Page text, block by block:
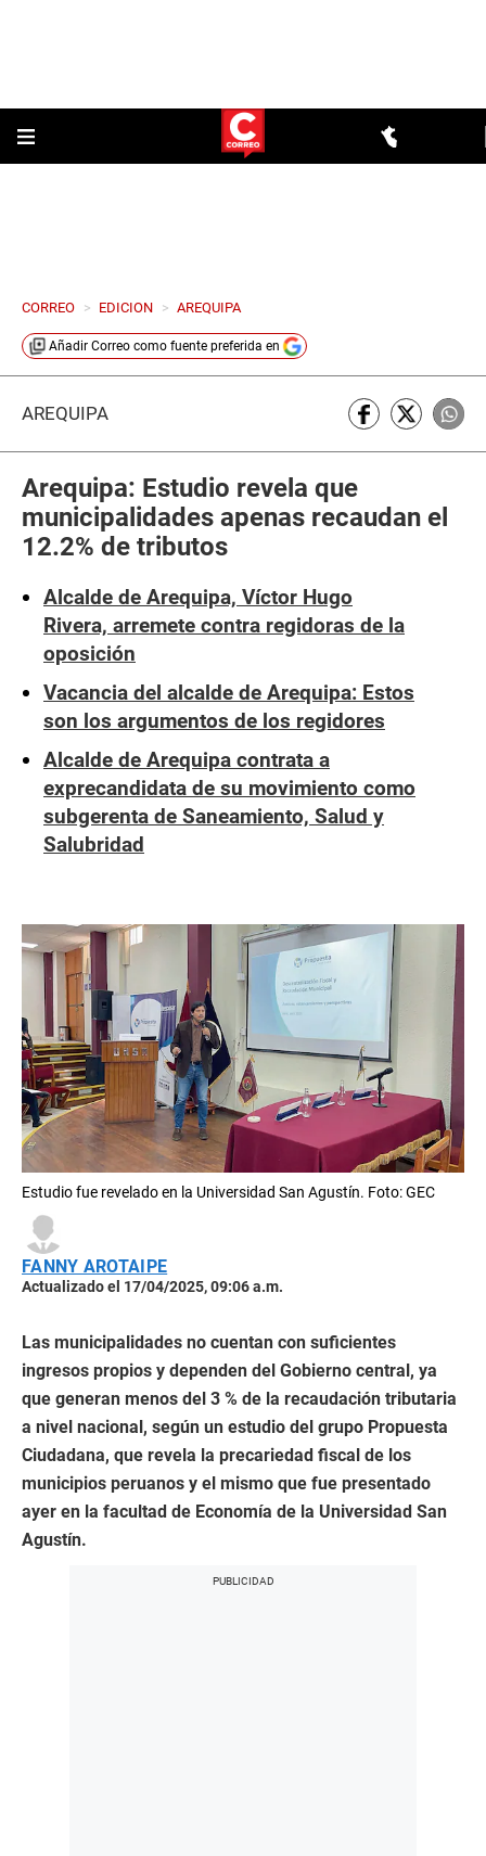
CORREO > EDICION > AREQUIPA
Añadir Correo como fuente preferida en
AREQUIPA
Arequipa: Estudio revela que
municipalidades apenas recaudan el
12.2% de tributos
Alcalde de Arequipa, Víctor Hugo
Rivera, arremete contra regidoras de la
oposición
Vacancia del alcalde de Arequipa: Estos
son los argumentos de los regidores
Alcalde de Arequipa contrata a
exprecandidata de su movimiento como
subgerenta de Saneamiento, Salud y
Salubridad
Estudio fue revelado en la Universidad San Agustín. Foto: GEC
FANNY AROTAIPE
Actualizado el 17/04/2025, 09:06 a.m.
Las municipalidades no cuentan con suficientes
ingresos propios y dependen del Gobierno central, ya
que generan menos del 3 % de la recaudación tributaria
a nivel nacional, según un estudio del grupo Propuesta
Ciudadana, que revela la precariedad fiscal de los
municipios peruanos y el mismo que fue presentado
ayer en la facultad de Economía de la Universidad San
Agustín.